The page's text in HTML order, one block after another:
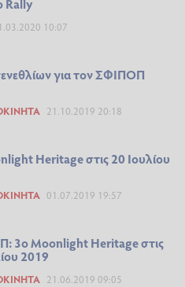
Rally
10:07
για τον ΣΦΙΠΟΠ
21.10.2019 20:18
Heritage στις 20 Ιουλίου
01.07.2019 19:57
3o Moonlight Heritage στις
2019
21.06.2019 09:05